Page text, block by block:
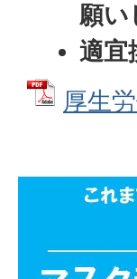
願い
適宜
厚生